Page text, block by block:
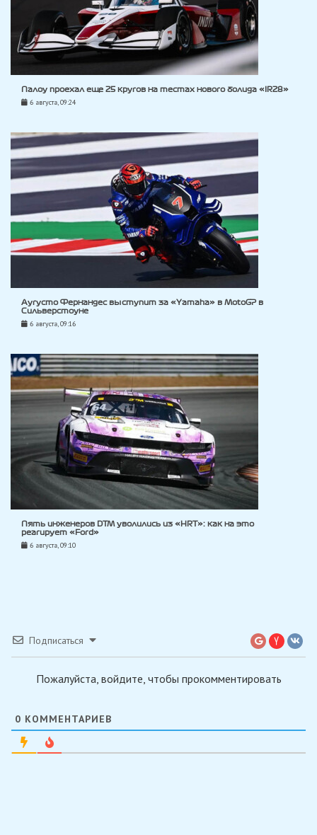
Палоу проехал еще 25 кругов на тестах нового болида «IR28»
6 августа, 09:24
Аугусто Фернандес выступит за «Yamaha» в MotoGP в
Сильверстоуне
6 августа, 09:16
Пять инженеров DTM уволились из «HRT»: как на это
реагирует «Ford»
6 августа, 09:10
Подписаться
Пожалуйста, войдите, чтобы прокомментировать
0 КОММЕНТАРИЕВ